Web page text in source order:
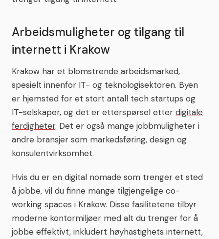
Arbeidsmuligheter og tilgang til
internett i Krakow
Krakow har et blomstrende arbeidsmarked,
spesielt innenfor IT- og teknologisektoren. Byen
er hjemsted for et stort antall tech startups og
IT-selskaper, og det er etterspørsel etter digitale
ferdigheter. Det er også mange jobbmuligheter i
andre bransjer som markedsføring, design og
konsulentvirksomhet.
Hvis du er en digital nomade som trenger et sted
å jobbe, vil du finne mange tilgjengelige co-
working spaces i Krakow. Disse fasilitetene tilbyr
moderne kontormiljøer med alt du trenger for å
jobbe effektivt, inkludert høyhastighets internett,